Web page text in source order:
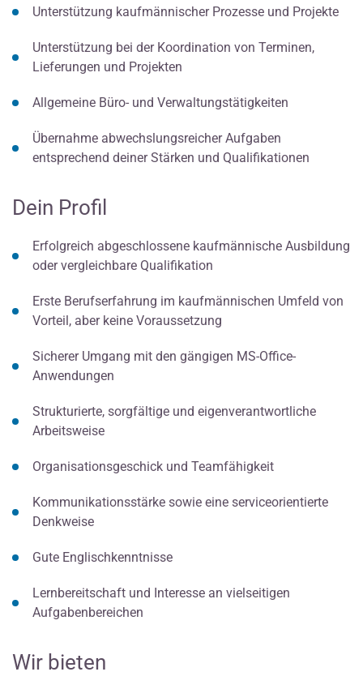
Unterstützung kaufmännischer Prozesse und Projekte
Unterstützung bei der Koordination von Terminen,
Lieferungen und Projekten
Allgemeine Büro- und Verwaltungstätigkeiten
Übernahme abwechslungsreicher Aufgaben
entsprechend deiner Stärken und Qualifikationen
Dein Profil
Erfolgreich abgeschlossene kaufmännische Ausbildung
oder vergleichbare Qualifikation
Erste Berufserfahrung im kaufmännischen Umfeld von
Vorteil, aber keine Voraussetzung
Sicherer Umgang mit den gängigen MS-Office-
Anwendungen
Strukturierte, sorgfältige und eigenverantwortliche
Arbeitsweise
Organisationsgeschick und Teamfähigkeit
Kommunikationsstärke sowie eine serviceorientierte
Denkweise
Gute Englischkenntnisse
Lernbereitschaft und Interesse an vielseitigen
Aufgabenbereichen
Wir bieten